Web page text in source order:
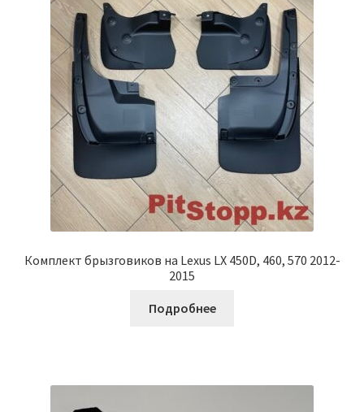
Комплект брызговиков на Lexus LX 450D, 460, 570 2012-
2015
Подробнее